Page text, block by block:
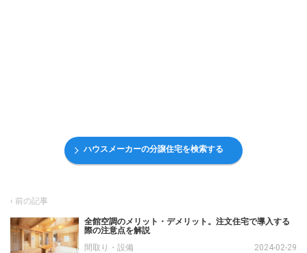
ハウスメーカーの分譲住宅を検索する
全館空調のメリット・デメリット。注文住宅で導入する
際の注意点を解説
間取り・設備
2024-02-29